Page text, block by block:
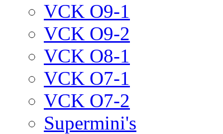
VCK O9-1
VCK O9-2
VCK O8-1
VCK O7-1
VCK O7-2
Supermini's